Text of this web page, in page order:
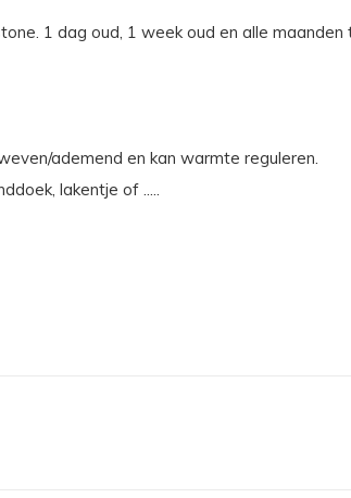
1 dag oud, 1 week oud en alle
ademend en kan warmte reguleren.
lakentje of .....